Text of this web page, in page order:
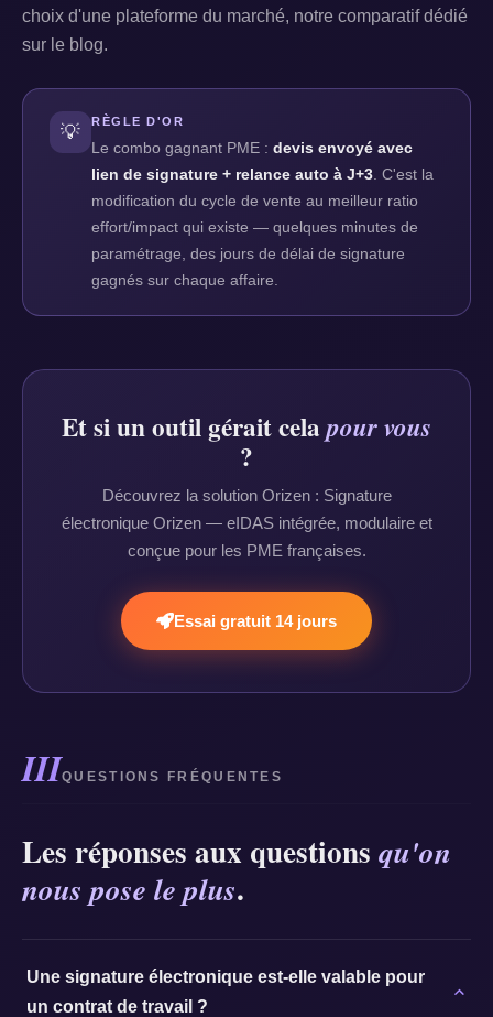
choix d'une plateforme du marché, notre comparatif dédié
sur le blog.
💡 RÈGLE D'OR
Le combo gagnant PME : devis envoyé avec
lien de signature + relance auto à J+3 . C'est la
modification du cycle de vente au meilleur ratio
effort/impact qui existe — quelques minutes de
paramétrage, des jours de délai de signature
gagnés sur chaque affaire.
Et si un outil gérait celapour vous
?
Découvrez la solution Orizen : Signature
électronique Orizen — eIDAS intégrée, modulaire et
conçue pour les PME françaises.
Essai gratuit 14 jours
IIIQUESTIONS FRÉQUENTES
Les réponses aux questions qu'on
nous pose le plus.
Une signature électronique est-elle valable pour
un contrat de travail ?